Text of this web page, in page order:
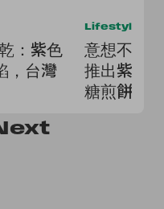
：紫色
，台灣
Lifestyle
意想不到
推出紫色
糖煎餅口